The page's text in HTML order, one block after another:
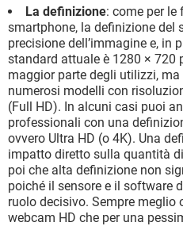
La definizione: come per
smartphone, la definizione del
precisione dell’immagine e, in
standard attuale è 1280 × 720
maggior parte degli utilizzi,
numerosi modelli con
(Full HD). In alcuni casi puoi
professionali con una
ovvero Ultra HD (o 4K). Una
impatto diretto sulla quantità
poi che alta definizione non
poiché il sensore e il software
ruolo decisivo. Sempre meglio
webcam HD che per una